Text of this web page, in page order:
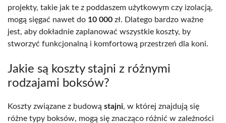
projekty, takie jak te z poddaszem użytkowym czy izolacją,
mogą sięgać nawet do 10 000 zł. Dlatego bardzo ważne
jest, aby dokładnie zaplanować wszystkie koszty, by
stworzyć funkcjonalną i komfortową przestrzeń dla koni.
Jakie są koszty stajni z różnymi
rodzajami boksów?
Koszty związane z budową stajni, w której znajdują się
różne typy boksów, mogą się znacząco różnić w zależności